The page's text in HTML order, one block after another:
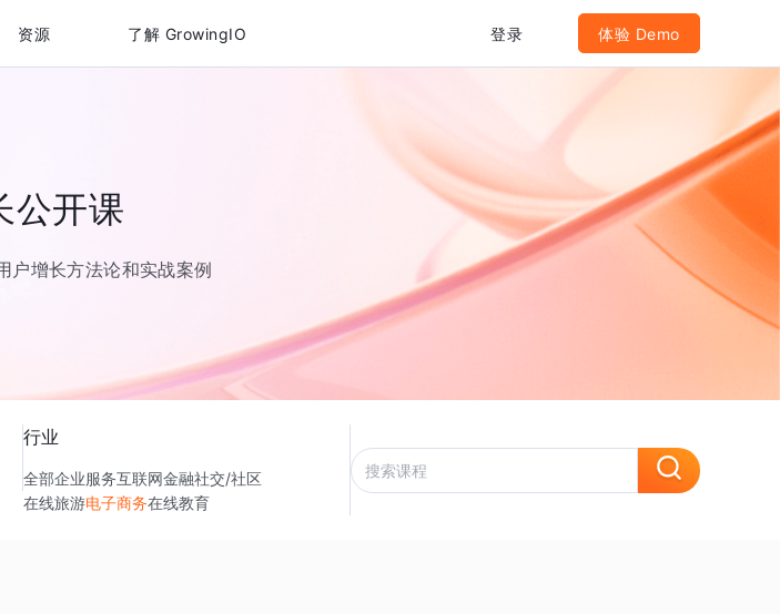
资源 了解 GrowingIO 登录 体验 Demo
公开课
户增长方法论和实战案例
行业
全部企业服务互联网金融社交/社区
在线旅游电子商务在线教育